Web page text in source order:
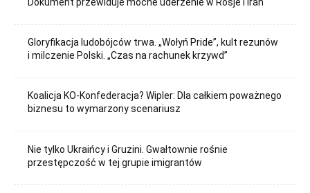
Gloryfikacja ludobójców trwa. „Wołyń Pride”, kult rezunów
i milczenie Polski. „Czas na rachunek krzywd”
Koalicja KO-Konfederacja? Wipler: Dla całkiem poważnego
biznesu to wymarzony scenariusz
Nie tylko Ukraińcy i Gruzini. Gwałtownie rośnie
przestępczość w tej grupie imigrantów